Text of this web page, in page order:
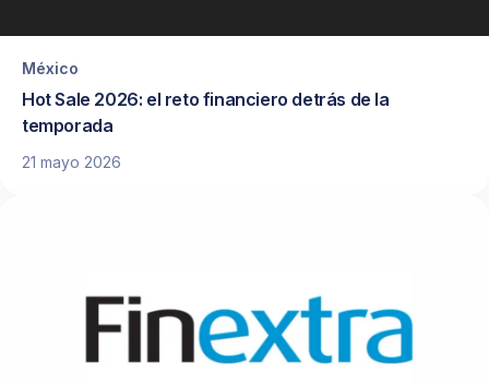
México
Hot Sale 2026: el reto financiero detrás de la
temporada
21 mayo 2026